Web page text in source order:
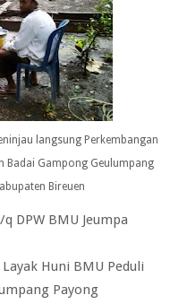
langsung Perkembangan
Badai Gampong Geulumpang
Bireuen
DPW BMU Jeumpa
Huni BMU Peduli
Payong